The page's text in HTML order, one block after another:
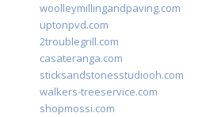
woolleymillingandpaving.com
uptonpvd.com
2troublegrill.com
casateranga.com
sticksandstonesstudiooh.com
walkers-treeservice.com
shopmossi.com